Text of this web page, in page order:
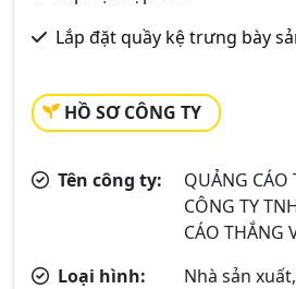
Lắp đặt quầy kệ trưng bày
HỒ SƠ CÔNG TY
Tên công ty:
QUẢNG CÁO
CÔNG TY
CÁO THẮNG
Loại hình:
Nhà sản